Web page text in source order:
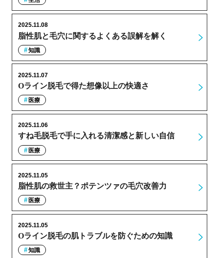
脂性肌と毛穴に関するよくある誤解を解く
2025.11.08
知識
Oライン脱毛で得た想像以上の快適さ
2025.11.07
医療
すね毛脱毛で手に入れる清潔感と新しい自信
2025.11.06
医療
脂性肌の救世主？ポテンツァの毛穴改善力
2025.11.05
医療
Oライン脱毛の肌トラブルを防ぐための知識
2025.11.05
知識